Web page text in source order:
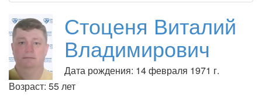
Стоценя Виталий
Владимирович
Дата рождения: 14 февраля 1971 г.
Возраст: 55 лет